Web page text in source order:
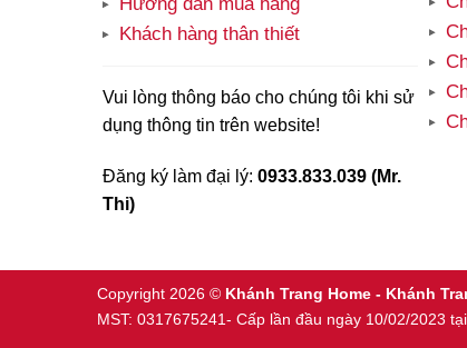
Hướng dẫn mua hàng
Khách hàng thân thiết
Vui lòng thông báo cho chúng tôi khi sử
dụng thông tin trên website!
Đăng ký làm đại lý: 0933.833.039 (Mr.
Thi)
Copyright 2026 © Khánh Trang Home - Khánh
MST: 0317675241- Cấp lần đầu ngày 10/02/2023